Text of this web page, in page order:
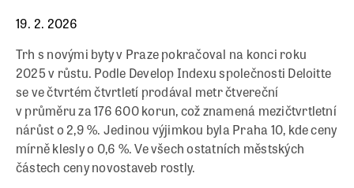
19. 2. 2026
Trh s novými byty v Praze pokračoval na konci roku
2025 v růstu. Podle Develop Indexu společnosti Deloitte
se ve čtvrtém čtvrtletí prodával metr čtvereční
v průměru za 176 600 korun, což znamená mezičtvrtletní
nárůst o 2,9 %. Jedinou výjimkou byla Praha 10, kde ceny
mírně klesly o 0,6 %. Ve všech ostatních městských
částech ceny novostaveb rostly.